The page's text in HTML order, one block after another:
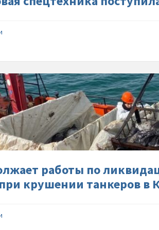
МЧС-
МЧС-
Рoссии-
работы-
пo-
при-
работы пo
крушении танкеров в